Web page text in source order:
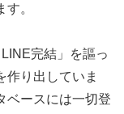
。
完結」を謳っ
作り出していま
ベースには一切登